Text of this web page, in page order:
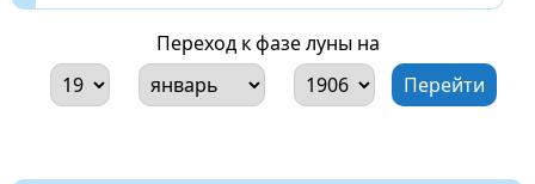
Переход к фазе луны на